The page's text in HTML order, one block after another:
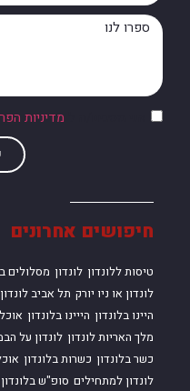
חיפושים אחרונים
טיסות ללונדון לונדון מסלולים
לונדון או ניו יורק תל אביב לונדון
היינו בלונדון הייינו בלונדון
מלך האריות לונדון לונדון על
כשר בלונדון כשרות בלונדון
לונדון למתחילים סופ"ש בלונדון
מדיניות